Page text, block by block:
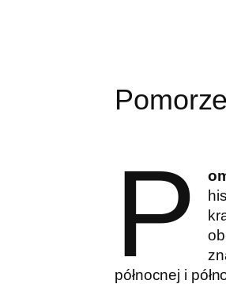
Pomorze
P
północnej i